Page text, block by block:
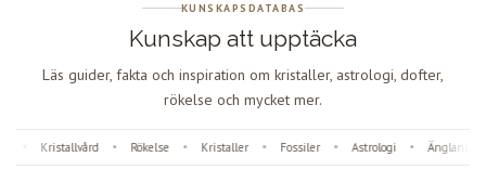
KUNSKAPSDATABAS
Kunskap att upptäcka
Läs guider, fakta och inspiration om kristaller, astrologi, dofter,
rökelse och mycket mer.
Kristallvård • Rökelse • Kristaller • Fossiler • Astrologi • Änglanummer